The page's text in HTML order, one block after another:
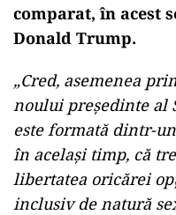
comparat, în acest
Donald Trump.
„Cred, asemenea
noului preşedinte al
este formată dintr-
în acelaşi timp, că
libertatea oricărei
inclusiv de natură